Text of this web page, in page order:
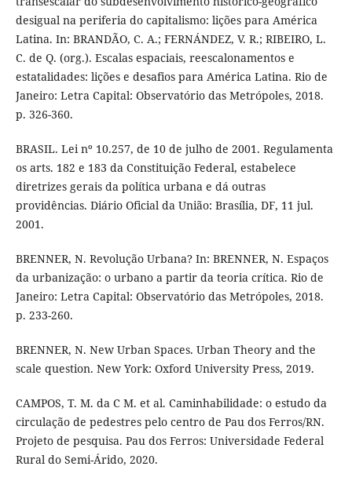
desigual na periferia do capitalismo: lições para América
Latina. In: BRANDÃO, C. A.; FERNÁNDEZ, V. R.; RIBEIRO, L.
C. de Q. (org.). Escalas espaciais, reescalonamentos e
estatalidades: lições e desafios para América Latina. Rio de
Janeiro: Letra Capital: Observatório das Metrópoles, 2018.
p. 326-360.
BRASIL. Lei nº 10.257, de 10 de julho de 2001. Regulamenta
os arts. 182 e 183 da Constituição Federal, estabelece
diretrizes gerais da política urbana e dá outras
providências. Diário Oficial da União: Brasília, DF, 11 jul.
2001.
BRENNER, N. Revolução Urbana? In: BRENNER, N. Espaços
da urbanização: o urbano a partir da teoria crítica. Rio de
Janeiro: Letra Capital: Observatório das Metrópoles, 2018.
p. 233-260.
BRENNER, N. New Urban Spaces. Urban Theory and the
scale question. New York: Oxford University Press, 2019.
CAMPOS, T. M. da C M. et al. Caminhabilidade: o estudo da
circulação de pedestres pelo centro de Pau dos Ferros/RN.
Projeto de pesquisa. Pau dos Ferros: Universidade Federal
Rural do Semi-Árido, 2020.